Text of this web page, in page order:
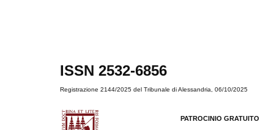
ISSN 2532-6856
Registrazione 2144/2025 del Tribunale di Alessandria, 06/10/2025
PATROCINIO GRATUITO